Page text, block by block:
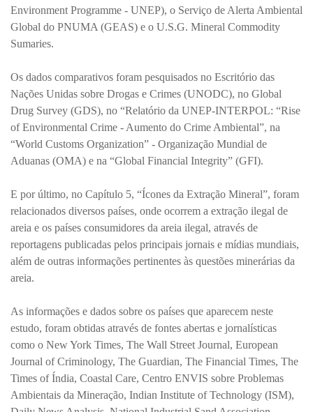
Environment Programme - UNEP), o Serviço de Alerta Ambiental
Global do PNUMA (GEAS) e o U.S.G. Mineral Commodity
Sumaries.
Os dados comparativos foram pesquisados no Escritório das
Nações Unidas sobre Drogas e Crimes (UNODC), no Global
Drug Survey (GDS), no “Relatório da UNEP-INTERPOL: “Rise
of Environmental Crime - Aumento do Crime Ambiental”, na
“World Customs Organization” - Organização Mundial de
Aduanas (OMA) e na “Global Financial Integrity” (GFI).
E por último, no Capítulo 5, “Ícones da Extração Mineral”, foram
relacionados diversos países, onde ocorrem a extração ilegal de
areia e os países consumidores da areia ilegal, através de
reportagens publicadas pelos principais jornais e mídias mundiais,
além de outras informações pertinentes às questões minerárias da
areia.
As informações e dados sobre os países que aparecem neste
estudo, foram obtidas através de fontes abertas e jornalísticas
como o New York Times, The Wall Street Journal, European
Journal of Criminology, The Guardian, The Financial Times, The
Times of Índia, Coastal Care, Centro ENVIS sobre Problemas
Ambientais da Mineração, Indian Institute of Technology (ISM),